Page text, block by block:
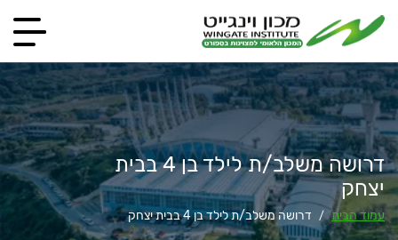
דרושה משלב/ת לילד בן 4 בבית
יצחק
עמוד הבית / דרושה משלב/ת לילד בן 4 בבית יצחק